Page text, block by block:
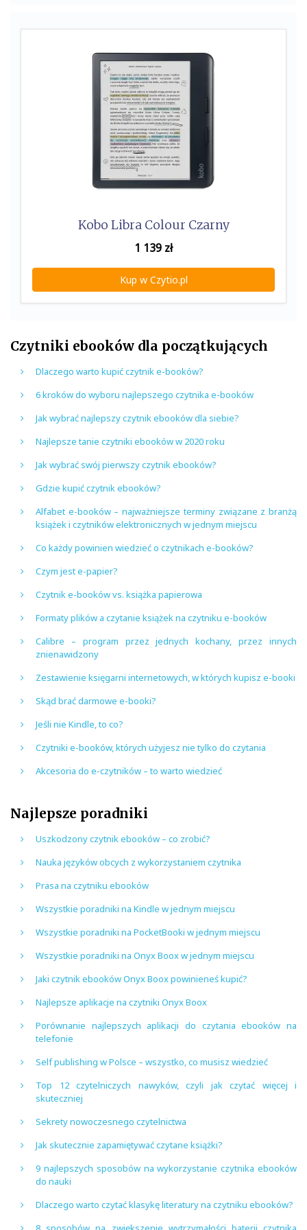
Kobo Libra Colour Czarny
1 139 zł
Kup w Czytio.pl
Czytniki ebooków dla początkujących
Dlaczego warto kupić czytnik e-booków?
6 kroków do wyboru najlepszego czytnika e-booków
Jak wybrać najlepszy czytnik ebooków dla siebie?
Najlepsze tanie czytniki ebooków w 2020 roku
Jak wybrać swój pierwszy czytnik ebooków?
Gdzie kupić czytnik ebooków?
Alfabet e-booków – najważniejsze terminy związane z branżą
książek i czytników elektronicznych w jednym miejscu
Co każdy powinien wiedzieć o czytnikach e-booków?
Czym jest e-papier?
Czytnik e-booków vs. książka papierowa
Formaty plików a czytanie książek na czytniku e-booków
Calibre – program przez jednych kochany, przez innych
znienawidzony
Zestawienie księgarni internetowych, w których kupisz e-booki
Skąd brać darmowe e-booki?
Jeśli nie Kindle, to co?
Czytniki e-booków, których użyjesz nie tylko do czytania
Akcesoria do e-czytników – to warto wiedzieć
Najlepsze poradniki
Uszkodzony czytnik ebooków – co zrobić?
Nauka języków obcych z wykorzystaniem czytnika
Prasa na czytniku ebooków
Wszystkie poradniki na Kindle w jednym miejscu
Wszystkie poradniki na PocketBooki w jednym miejscu
Wszystkie poradniki na Onyx Boox w jednym miejscu
Jaki czytnik ebooków Onyx Boox powinieneś kupić?
Najlepsze aplikacje na czytniki Onyx Boox
Porównanie najlepszych aplikacji do czytania ebooków na
telefonie
Self publishing w Polsce – wszystko, co musisz wiedzieć
Top 12 czytelniczych nawyków, czyli jak czytać więcej i
skuteczniej
Sekrety nowoczesnego czytelnictwa
Jak skutecznie zapamiętywać czytane książki?
9 najlepszych sposobów na wykorzystanie czytnika ebooków
do nauki
Dlaczego warto czytać klasykę literatury na czytniku ebooków?